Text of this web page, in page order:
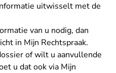
uitwisselt met de
van u nodig, dan
in Mijn Rechtspraak.
of wilt u aanvullende
u dat ook via Mijn